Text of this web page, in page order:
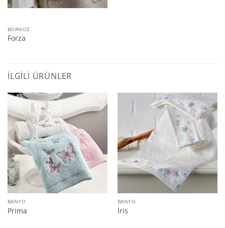
BORNOZ
Forza
İLGILI ÜRÜNLER
BANYO
Prima
BANYO
İris